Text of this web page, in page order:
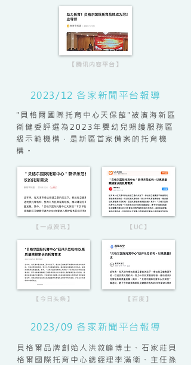
【腾讯内容平台】
2023/12 各家新聞平台報導
​"貝格爾國際托育中心天保館"被濱海新區
衛健委評選為2023年嬰幼兒照護服務區
級示範機構，是新區首家備案的托育機
構。
【一点资讯】
【今日头条】
【UC】
【百度】
2023/09 各家新聞平台報導
貝格爾品牌創始人洪敘峰博士、石家莊貝
格爾國際托育中心總經理李滿衛、主任孫